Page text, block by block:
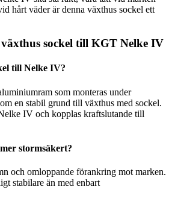
hårt väder är denna växthus sockel ett
sockel till KGT Nelke IV
till Nelke IV?
som monteras under
en stabil grund till växthus med sockel.
IV och kopplas kraftslutande till
stormsäkert?
och omloppande förankring mot marken.
stabilare än med enbart